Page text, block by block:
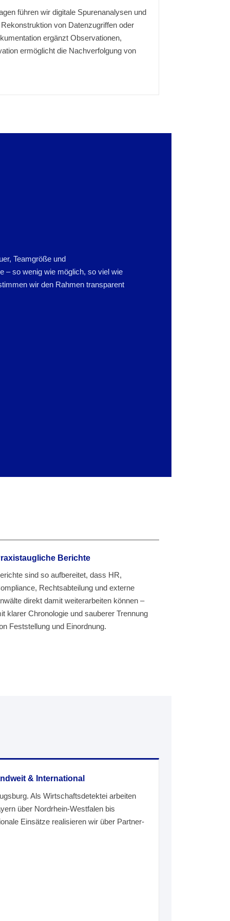
führen wir digitale Spurenanalysen und
von Datenzugriffen oder
ergänzt Observationen,
ermöglicht die Nachverfolgung von
Teamgröße und
– so wenig wie möglich, so viel wie
wir den Rahmen transparent
Berichte
sind so aufbereitet, dass HR,
Rechtsabteilung und externe
direkt damit weiterarbeiten können –
klarer Chronologie und sauberer Trennung
Feststellung und Einordnung.
& International
Als Wirtschaftsdetektei arbeiten
über Nordrhein-Westfalen bis
Einsätze realisieren wir über Partner-